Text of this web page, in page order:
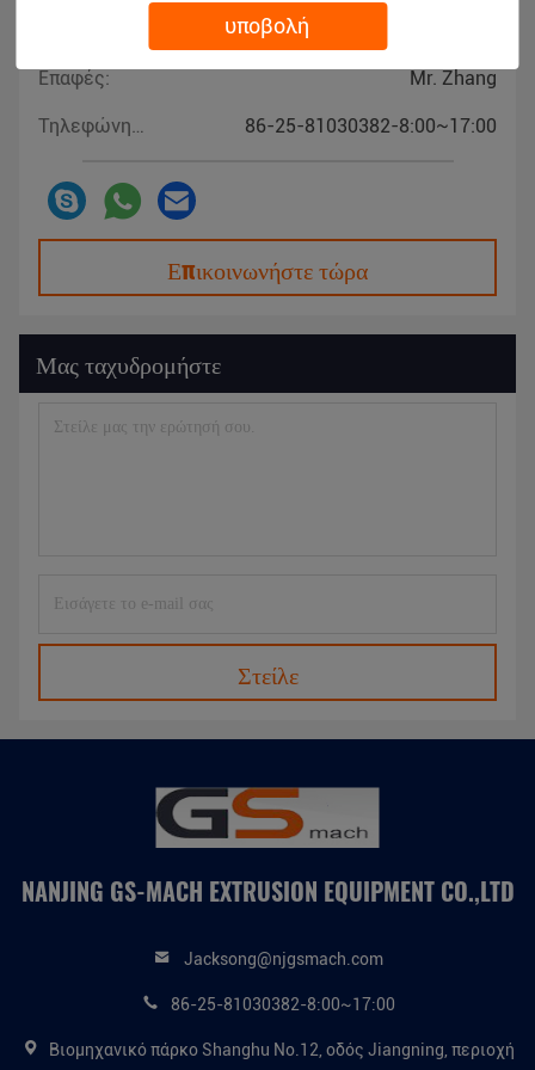
υποβολή
Επαφές: Mr. Zhang
Τηλεφώνημα: 86-25-81030382-8:00~17:00
Επικοινωνήστε τώρα
Μας ταχυδρομήστε
Στείλε
NANJING GS-MACH EXTRUSION EQUIPMENT CO.,LTD
Jacksong@njgsmach.com
86-25-81030382-8:00~17:00
Βιομηχανικό πάρκο Shanghu No.12, οδός Jiangning, περιοχή